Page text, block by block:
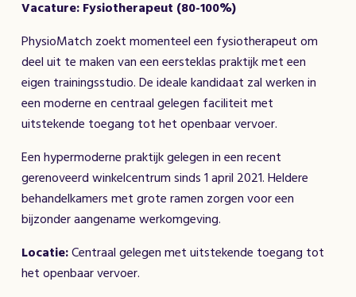
Vacature: Fysiotherapeut (80-100%)
PhysioMatch zoekt momenteel een fysiotherapeut om
deel uit te maken van een eersteklas praktijk met een
eigen trainingsstudio. De ideale kandidaat zal werken in
een moderne en centraal gelegen faciliteit met
uitstekende toegang tot het openbaar vervoer.
Een hypermoderne praktijk gelegen in een recent
gerenoveerd winkelcentrum sinds 1 april 2021. Heldere
behandelkamers met grote ramen zorgen voor een
bijzonder aangename werkomgeving.
Locatie:Centraal gelegen met uitstekende toegang tot
het openbaar vervoer.